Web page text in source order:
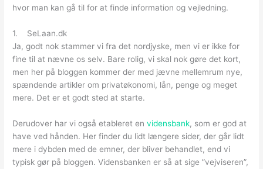
hvor man kan gå til for at finde information og vejledning.
1. SeLaan.dk
Ja, godt nok stammer vi fra det nordjyske, men vi er ikke for
fine til at nævne os selv. Bare rolig, vi skal nok gøre det kort,
men her på bloggen kommer der med jævne mellemrum nye,
spændende artikler om privatøkonomi, lån, penge og meget
mere. Det er et godt sted at starte.
Derudover har vi også etableret envidensbank, som er god at
have ved hånden. Her finder du lidt længere sider, der går lidt
mere i dybden med de emner, der bliver behandlet, end vi
typisk gør på bloggen. Vidensbanken er så at sige ”vejviseren”,